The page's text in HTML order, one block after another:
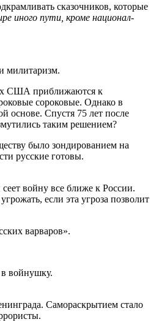
сказочников, которые
иного пути, кроме национал-
милитаризм.
США приближаются к
сороковые. Однако в
основе. Спустя 75 лет после
таким решением?
было зондированием на
русские готовы.
войну все ближе к России.
если эта угроза позволит
варваров».
в войнушку.
Самораскрытием стало